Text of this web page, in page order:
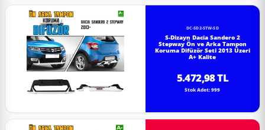
DC-SD2-STW-SD
S-Dizayn Dacia Sandero 2
Stepway Ön ve Arka Tampon
Koruma Difüzör Seti 2013 Üzeri
A+ Kalite
5.472,98 TL
Stok Adet: 999